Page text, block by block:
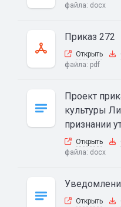
файла: docx
Приказ 272
Открыть
файла: pdf
Проект
культуры
признании
Открыть
файла: docx
Открыть